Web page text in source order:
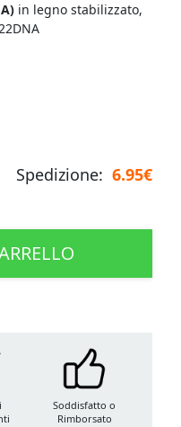
in legno stabilizzato,
Spedizione: 6.95€
Soddisfatto o
Rimborsato